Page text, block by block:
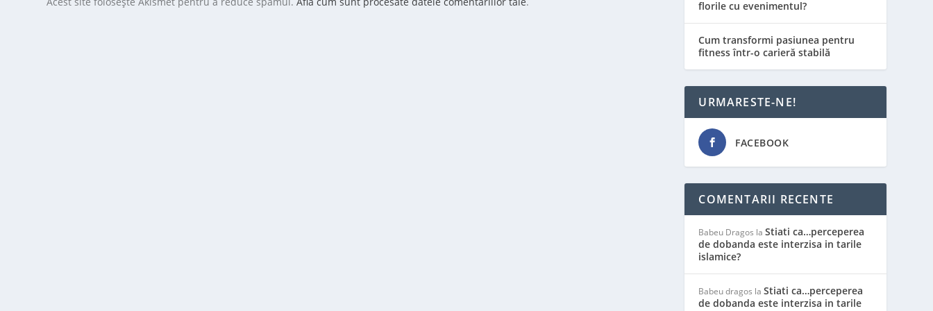
florile cu evenimentul?
Cum transformi pasiunea pentru
fitness într-o carieră stabilă
URMARESTE-NE!
FACEBOOK
COMENTARII RECENTE
Babeu Dragos laStiati ca…perceperea
de dobanda este interzisa in tarile
islamice?
Babeu dragos laStiati ca…perceperea
de dobanda este interzisa in tarile